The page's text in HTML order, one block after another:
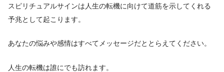
スピリチュアルサインは人生の転機に向けて道筋を示してくれる
予兆として起こります。
あなたの悩みや感情はすべてメッセージだととらえてください。
人生の転機は誰にでも訪れます。